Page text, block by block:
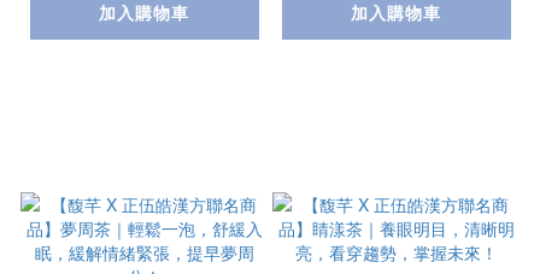
加入購物車 加入購物車